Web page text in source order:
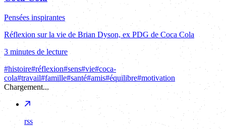
Pensées inspirantes
Réflexion sur la vie de Brian Dyson, ex PDG de Coca Cola
3 minutes de lecture
#histoire#réflexion#sens#vie#coca-
cola#travail#famille#santé#amis#équilibre#motivation
Chargement...
rss